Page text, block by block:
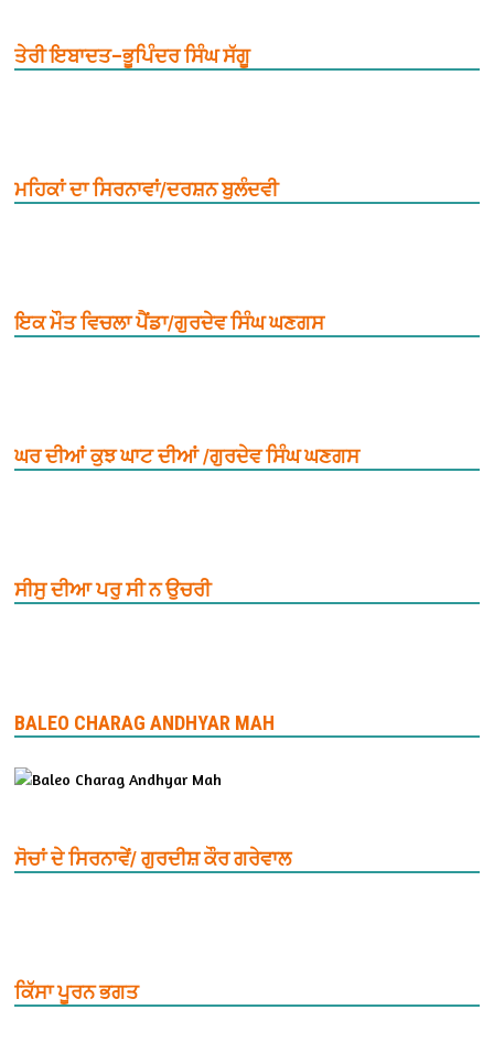
ਤੇਰੀ ਇਬਾਦਤ–ਭੂਪਿੰਦਰ ਸਿੰਘ ਸੱਗੂ
ਮਹਿਕਾਂ ਦਾ ਸਿਰਨਾਵਾਂ/ਦਰਸ਼ਨ ਬੁਲੰਦਵੀ
ਇਕ ਮੌਤ ਵਿਚਲਾ ਪੈਂਡਾ/ਗੁਰਦੇਵ ਸਿੰਘ ਘਣਗਸ
ਘਰ ਦੀਆਂ ਕੁਝ ਘਾਟ ਦੀਆਂ /ਗੁਰਦੇਵ ਸਿੰਘ ਘਣਗਸ
ਸੀਸੁ ਦੀਆ ਪਰੁ ਸੀ ਨ ਉਚਰੀ
BALEO CHARAG ANDHYAR MAH
ਸੋਚਾਂ ਦੇ ਸਿਰਨਾਵੇਂ/ ਗੁਰਦੀਸ਼ ਕੌਰ ਗਰੇਵਾਲ
ਕਿੱਸਾ ਪੂਰਨ ਭਗਤ